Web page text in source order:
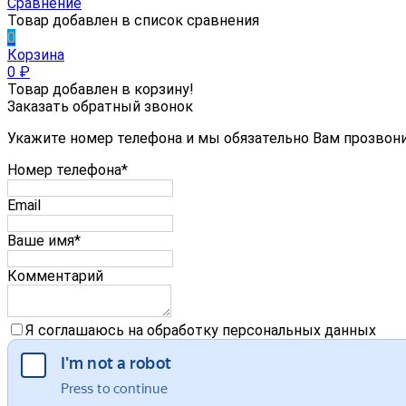
Товар добавлен в список сравнения
0
Корзина
0 ₽
Товар добавлен в корзину!
Заказать обратный звонок
Укажите номер телефона и мы обязательно Вам
Номер телефона*
Email
Ваше имя*
Комментарий
Я соглашаюсь на обработку персональных данных